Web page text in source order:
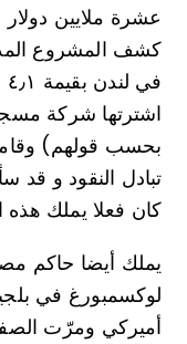
عشرة ملايين
كشف المشروع
اشترتها شركة
بحسب قولهم)
تبادل النقود و قد
كان فعلا يملك هذه
يملك أيضا حاكم
أميركي ومرّت